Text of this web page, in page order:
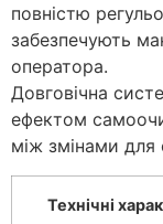
повністю
забезпечують
оператора.
Довговічна
ефектом
між змінами для
Технічні